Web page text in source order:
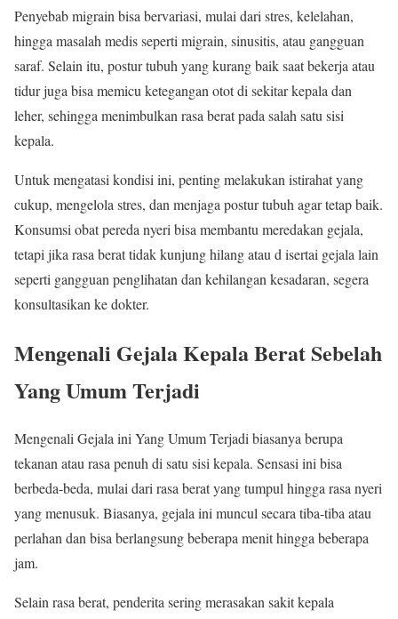
Penyebab migrain bisa bervariasi, mulai dari stres, kelelahan,
hingga masalah medis seperti migrain, sinusitis, atau gangguan
saraf. Selain itu, postur tubuh yang kurang baik saat bekerja atau
tidur juga bisa memicu ketegangan otot di sekitar kepala dan
leher, sehingga menimbulkan rasa berat pada salah satu sisi
kepala.
Untuk mengatasi kondisi ini, penting melakukan istirahat yang
cukup, mengelola stres, dan menjaga postur tubuh agar tetap baik.
Konsumsi obat pereda nyeri bisa membantu meredakan gejala,
tetapi jika rasa berat tidak kunjung hilang atau d isertai gejala lain
seperti gangguan penglihatan dan kehilangan kesadaran, segera
konsultasikan ke dokter.
Mengenali Gejala Kepala Berat Sebelah
Yang Umum Terjadi
Mengenali Gejala ini Yang Umum Terjadi biasanya berupa
tekanan atau rasa penuh di satu sisi kepala. Sensasi ini bisa
berbeda-beda, mulai dari rasa berat yang tumpul hingga rasa nyeri
yang menusuk. Biasanya, gejala ini muncul secara tiba-tiba atau
perlahan dan bisa berlangsung beberapa menit hingga beberapa
jam.
Selain rasa berat, penderita sering merasakan sakit kepala